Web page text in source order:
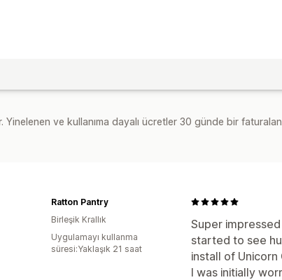
Yinelenen ve kullanıma dayalı ücretler 30 günde bir
Super
started to see
install of
I was initially
Ratton Pantry
Birleşik Krallık
Uygulamayı kullanma
süresi:Yaklaşık 21 saat